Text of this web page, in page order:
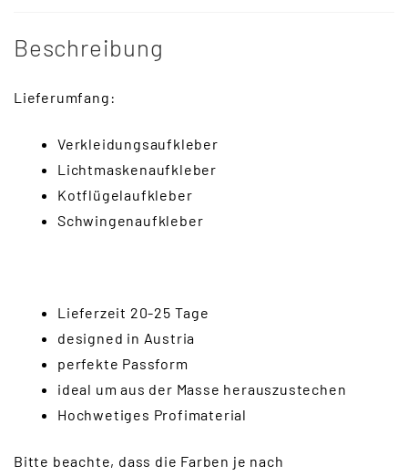
Beschreibung
Lieferumfang:
Verkleidungsaufkleber
Lichtmaskenaufkleber
Kotflügelaufkleber
Schwingenaufkleber
Lieferzeit 20-25 Tage
designed in Austria
perfekte Passform
ideal um aus der Masse herauszustechen
Hochwetiges Profimaterial
Bitte beachte, dass die Farben je nach